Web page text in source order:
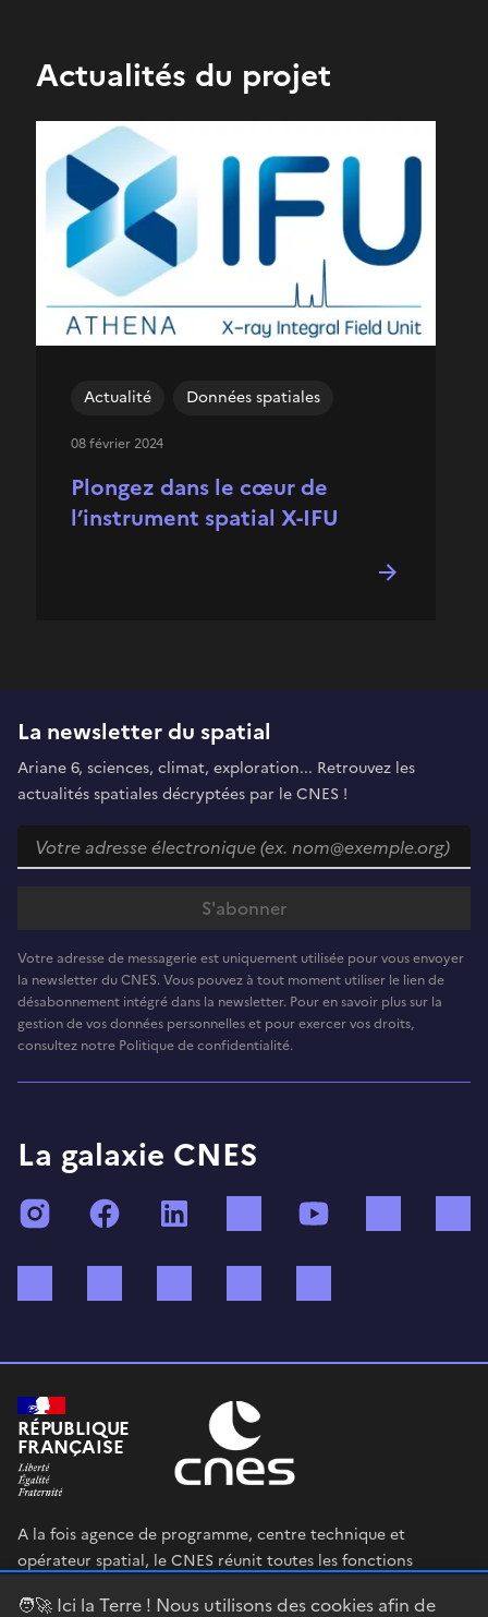
🧑‍🚀 Ici la Terre ! Nous utilisons des cookies afin de
Actualités du projet
Plongez dans le cœur de
l’instrument spatial X-IFU
Actualité Données spatiales
08 février 2024
La newsletter du spatial
Ariane 6, sciences, climat, exploration... Retrouvez les
actualités spatiales décryptées par le CNES !
Votre adresse de messagerie est uniquement utilisée pour vous envoyer
la newsletter du CNES. Vous pouvez à tout moment utiliser le lien de
désabonnement intégré dans la newsletter. Pour en savoir plus sur la
gestion de vos données personnelles et pour exercer vos droits,
consultez notre Politique de confidentialité.
La galaxie CNES
InstagramFacebook TikTok
RÉPUBLIQUE
FRANÇAISE
A la fois agence de programme, centre technique et
opérateur spatial, le CNES réunit toutes les fonctions